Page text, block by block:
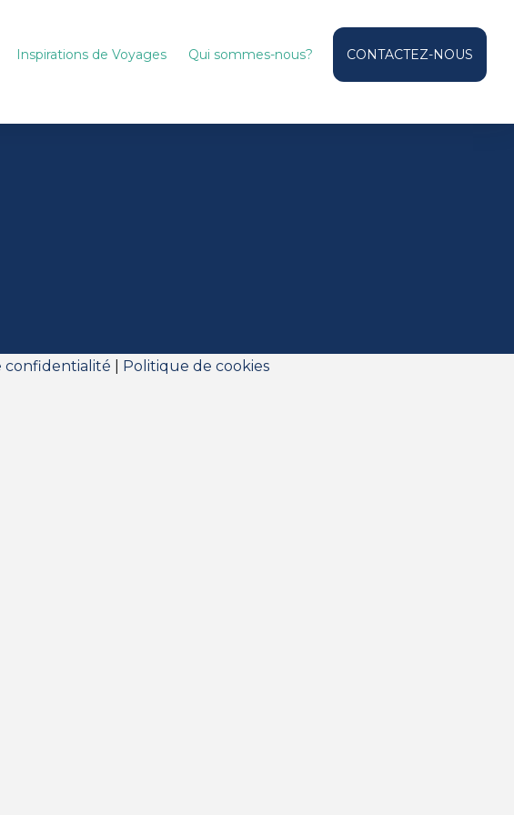
Inspirations de Voyages Qui sommes-nous? CONTACTEZ-NOUS
confidentialité Politique de cookies